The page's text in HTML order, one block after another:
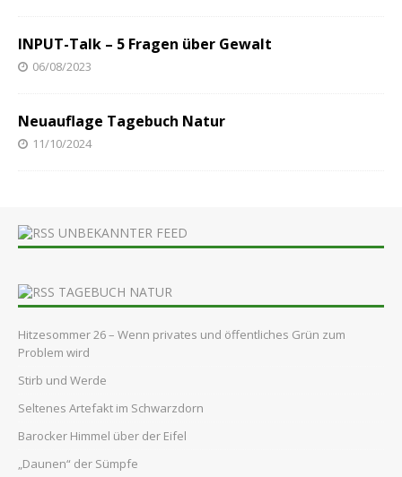
INPUT-Talk – 5 Fragen über Gewalt
06/08/2023
Neuauflage Tagebuch Natur
11/10/2024
UNBEKANNTER FEED
TAGEBUCH NATUR
Hitzesommer 26 – Wenn privates und öffentliches Grün zum
Problem wird
Stirb und Werde
Seltenes Artefakt im Schwarzdorn
Barocker Himmel über der Eifel
„Daunen“ der Sümpfe